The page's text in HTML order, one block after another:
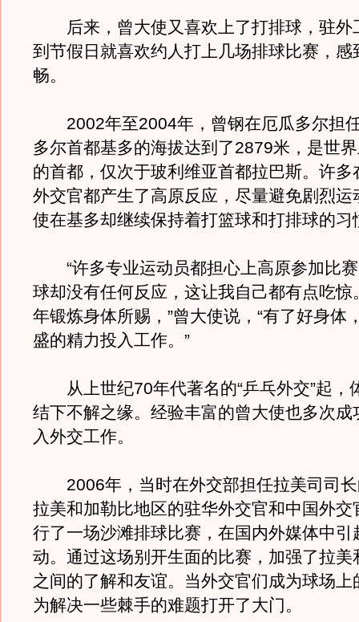
后来，曾大使又喜欢上了打排球，驻外
到节假日就喜欢约人打上几场排球比赛，感
畅。
2002年至2004年，曾钢在厄瓜多尔担
多尔首都基多的海拔达到了2879米，是世
的首都，仅次于玻利维亚首都拉巴斯。许多
外交官都产生了高原反应，尽量避免剧烈运
使在基多却继续保持着打篮球和打排球的习
“许多专业运动员都担心上高原参加比赛
球却没有任何反应，这让我自己都有点吃惊
年锻炼身体所赐，”曾大使说，“有了好身体
盛的精力投入工作。”
从上世纪70年代著名的“乒乓外交”起，
结下不解之缘。经验丰富的曾大使也多次成
入外交工作。
2006年，当时在外交部担任拉美司司长
拉美和加勒比地区的驻华外交官和中国外交
行了一场沙滩排球比赛，在国内外媒体中引
动。通过这场别开生面的比赛，加强了拉美
之间的了解和友谊。当外交官们成为球场上
为解决一些棘手的难题打开了大门。